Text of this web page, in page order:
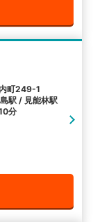
町249-1
駅 / 見能林駅
分